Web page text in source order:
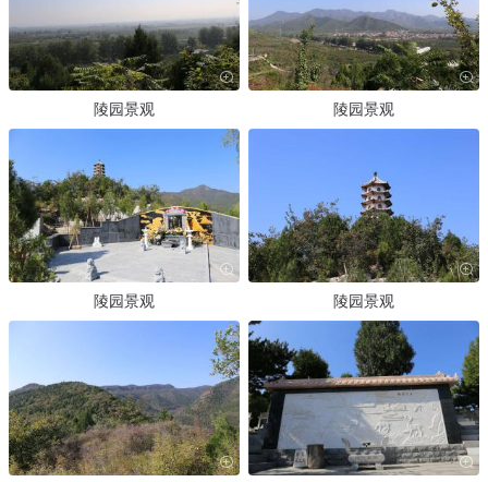
陵园景观 陵园景观
陵园景观 陵园景观